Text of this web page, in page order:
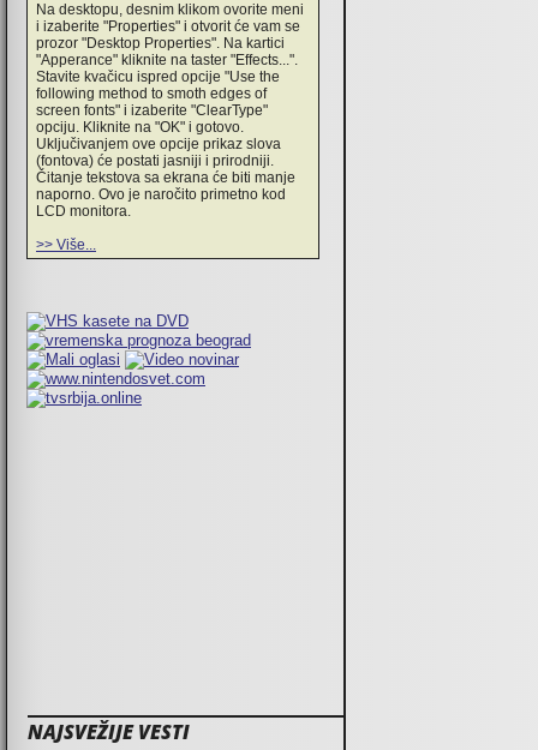
Na desktopu, desnim klikom ovorite meni
i izaberite "Properties" i otvorit će vam se
prozor "Desktop Properties". Na kartici
"Apperance" kliknite na taster "Effects...".
Stavite kvačicu ispred opcije "Use the
following method to smoth edges of
screen fonts" i izaberite "ClearType"
opciju. Kliknite na "OK" i gotovo.
Uključivanjem ove opcije prikaz slova
(fontova) će postati jasniji i prirodniji.
Čitanje tekstova sa ekrana će biti manje
naporno. Ovo je naročito primetno kod
LCD monitora.
>> Više...
NAJSVEŽIJE VESTI